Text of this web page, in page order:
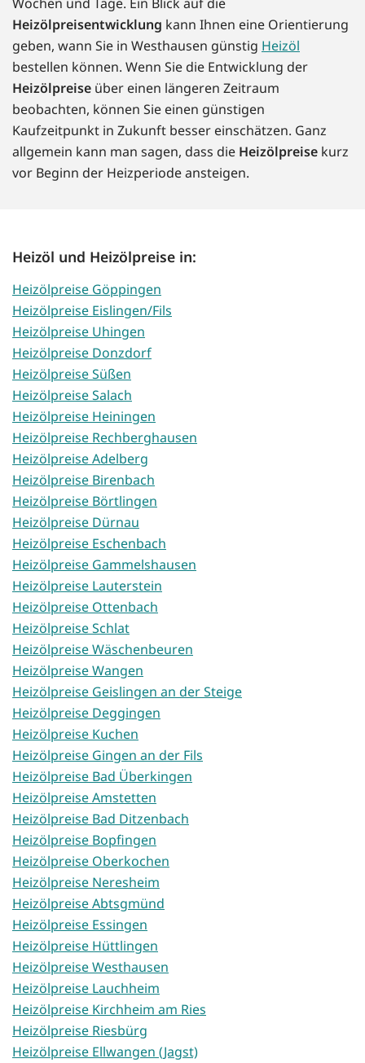
Heizölpreisentwicklung kann Ihnen eine Orientierung
geben, wann Sie in Westhausen günstig Heizöl
bestellen können. Wenn Sie die Entwicklung der
Heizölpreise über einen längeren Zeitraum
beobachten, können Sie einen günstigen
Kaufzeitpunkt in Zukunft besser einschätzen. Ganz
allgemein kann man sagen, dass die Heizölpreise kurz
vor Beginn der Heizperiode ansteigen.
Heizöl und Heizölpreise in:
Heizölpreise Göppingen
Heizölpreise Eislingen/Fils
Heizölpreise Uhingen
Heizölpreise Donzdorf
Heizölpreise Süßen
Heizölpreise Salach
Heizölpreise Heiningen
Heizölpreise Rechberghausen
Heizölpreise Adelberg
Heizölpreise Birenbach
Heizölpreise Börtlingen
Heizölpreise Dürnau
Heizölpreise Eschenbach
Heizölpreise Gammelshausen
Heizölpreise Lauterstein
Heizölpreise Ottenbach
Heizölpreise Schlat
Heizölpreise Wäschenbeuren
Heizölpreise Wangen
Heizölpreise Geislingen an der Steige
Heizölpreise Deggingen
Heizölpreise Kuchen
Heizölpreise Gingen an der Fils
Heizölpreise Bad Überkingen
Heizölpreise Amstetten
Heizölpreise Bad Ditzenbach
Heizölpreise Bopfingen
Heizölpreise Oberkochen
Heizölpreise Neresheim
Heizölpreise Abtsgmünd
Heizölpreise Essingen
Heizölpreise Hüttlingen
Heizölpreise Westhausen
Heizölpreise Lauchheim
Heizölpreise Kirchheim am Ries
Heizölpreise Riesbürg
Heizölpreise Ellwangen (Jagst)